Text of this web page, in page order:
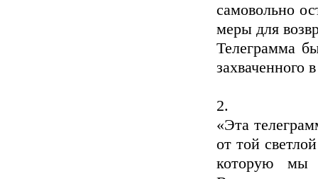
самовольно
меры для
Телеграмма
захваченного
2.
«Эта
от той
которую мы